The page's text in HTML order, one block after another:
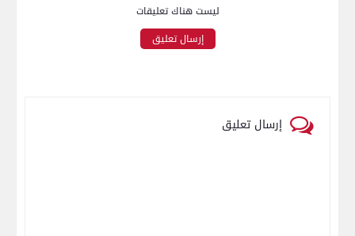
ليست هناك تعليقات
إرسال تعليق
إرسال تعليق